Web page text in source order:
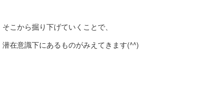
そこから掘り下げていくことで、
潜在意識下にあるものがみえてきます(^^)